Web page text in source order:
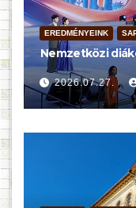
EREDMÉNYEINK
Nemzetközi
2026.07.27.